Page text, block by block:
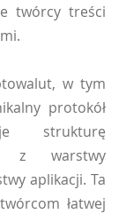
twórcy treści
w tym
protokół
strukturę
z warstwy
aplikacji. Ta
łatwej